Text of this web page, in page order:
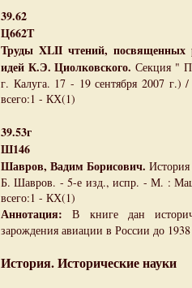
39.62
Ц662Т
Труды XLII чтений, посвященных
идей К.Э. Циолковского. Секция "
г. Калуга. 17 - 19 сентября 2007
всего:1 - КХ(1)
39.53г
Ш146
Шавров, Вадим Борисович.
Б. Шавров. - 5-е изд., испр. - М. :
всего:1 - КХ(1)
Аннотация: В книге дан
зарождения авиации в России до
История. Исторические науки